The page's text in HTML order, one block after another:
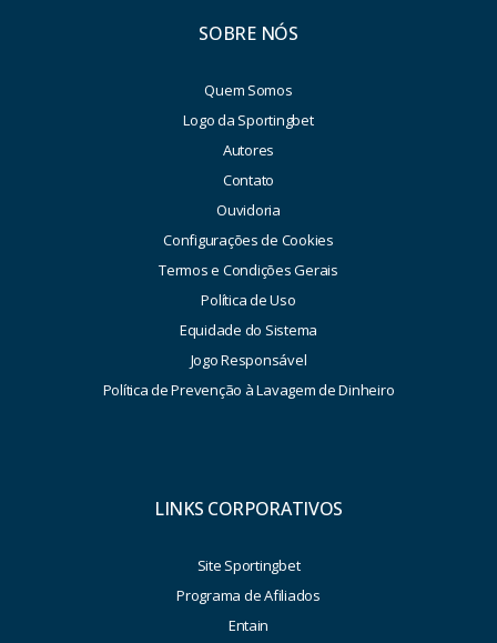
SOBRE NÓS
Quem Somos
Logo da Sportingbet
Autores
Contato
Ouvidoria
Configurações de Cookies
Termos e Condições Gerais
Política de Uso
Equidade do Sistema
Jogo Responsável
Política de Prevenção à Lavagem de Dinheiro
LINKS CORPORATIVOS
Site Sportingbet
Programa de Afiliados
Entain